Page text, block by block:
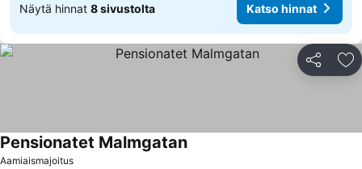
Näytä hinnat 8 sivustolta Katso hinnat
Jaa
Aamiaismajoitus
Pensionatet MalmgatanKatso hinnat